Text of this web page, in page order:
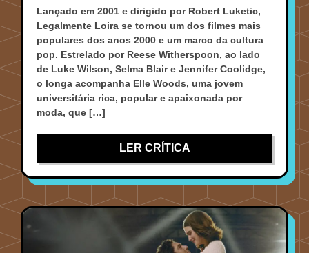
Lançado em 2001 e dirigido por Robert Luketic,
Legalmente Loira se tornou um dos filmes mais
populares dos anos 2000 e um marco da cultura
pop. Estrelado por Reese Witherspoon, ao lado
de Luke Wilson, Selma Blair e Jennifer Coolidge,
o longa acompanha Elle Woods, uma jovem
universitária rica, popular e apaixonada por
moda, que […]
LER CRÍTICA